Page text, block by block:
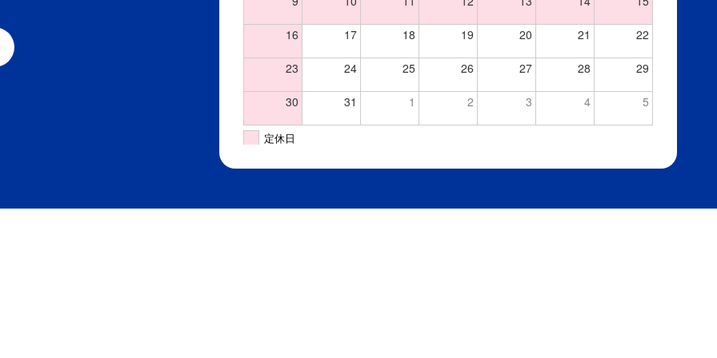
16 17 18 19 20 21 22
23 24 25 26 27 28 29
30 31 1 2 3 4 5
定休日